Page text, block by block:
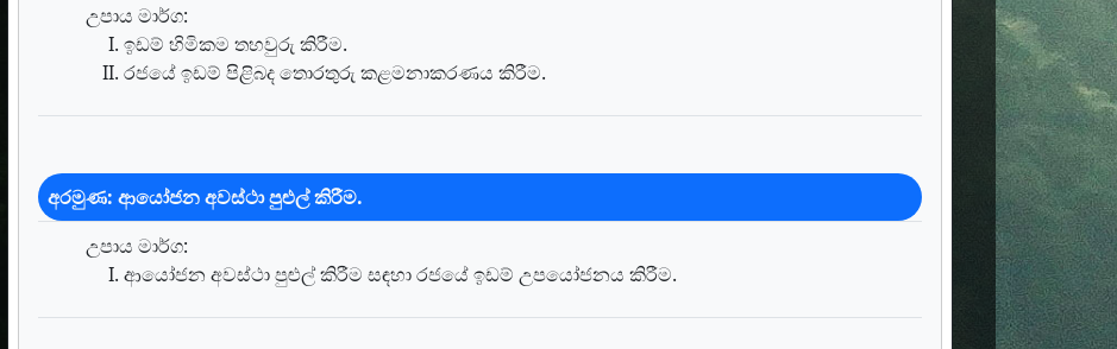
උපාය මාර්ග:
ඉඩම් හිමිකම තහවුරු කිරීම.
රජයේ ඉඩම් පිළිබද තොරතුරු කළමනාකරණය කිරීම.
අරමුණ: ආයෝජන අවස්ථා පුළුල් කිරීම.
උපාය මාර්ග:
ආයෝජන අවස්ථා පුළුල් කිරීම සඳහා රජයේ ඉඩම් උපයෝජනය කිරීම.